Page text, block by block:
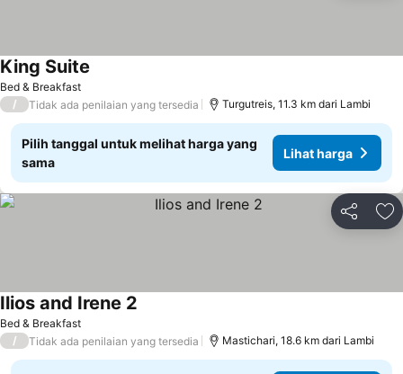
Bed & Breakfast
King Suite
/ Tidak ada penilaian yang tersedia Turgutreis, 11.3 km dari Lambi
Pilih tanggal untuk melihat harga yang
sama
Lihat harga
Bagikan
Bed & Breakfast
Ilios and Irene 2
/ Tidak ada penilaian yang tersedia Mastichari, 18.6 km dari Lambi